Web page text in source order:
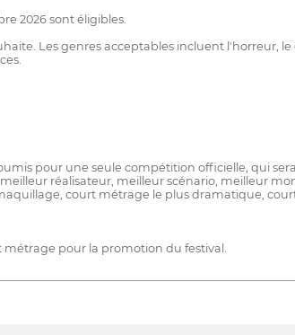
2026 sont éligibles.
Les genres acceptables incluent l'horreur,
pour une seule compétition officielle, qui
réalisateur, meilleur scénario, meilleur
court métrage le plus dramatique,
pour la promotion du festival.